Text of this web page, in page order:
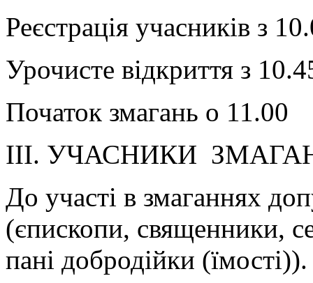
Реєстрація учасників з
Урочисте відкриття з
Початок змагань о 11.00
ІІІ. УЧАСНИКИ
До участі в змаганнях
(єпископи, священники,
пані добродійки (їмості)).